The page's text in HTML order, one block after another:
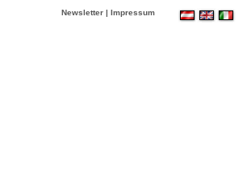
Newsletter| Impressum